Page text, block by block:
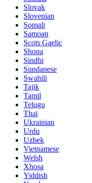
Slovak
Slovenian
Somali
Samoan
Scots Gaelic
Shona
Sindhi
Sundanese
Swahili
Tajik
Tamil
Telugu
Thai
Ukrainian
Urdu
Uzbek
Vietnamese
Welsh
Xhosa
Yiddish